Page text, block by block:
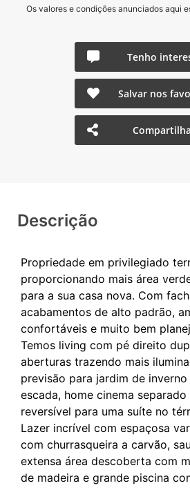
Os valores e condições anunciados aqui
Tenho
Salvar nos
Descrição
Propriedade em privilegiado
proporcionando mais área
para a sua casa nova. Com
acabamentos de alto padrão,
confortáveis e muito bem
Temos living com pé direito
aberturas trazendo mais
previsão para jardim de
escada, home cinema
reversível para uma suíte no
Lazer incrível com espaçosa
com churrasqueira a carvão,
extensa área descoberta com
de madeira e grande piscina